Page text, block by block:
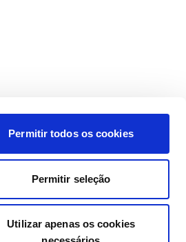
Permitir todos os cookies
Permitir seleção
Utilizar apenas os cookies